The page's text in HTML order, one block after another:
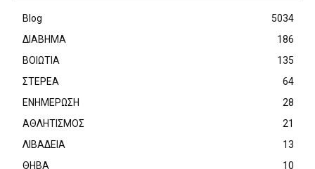
Blog
5034
ΔΙΑΒΗΜΑ
186
ΒΟΙΩΤΙΑ
135
ΣΤΕΡΕΑ
64
ΕΝΗΜΕΡΩΣΗ
28
ΑΘΛΗΤΙΣΜΟΣ
21
ΛΙΒΑΔΕΙΑ
13
ΘΗΒΑ
10